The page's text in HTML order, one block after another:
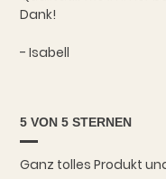
Dank!
- Isabell
5 VON 5 STERNEN
Ganz tolles Produkt